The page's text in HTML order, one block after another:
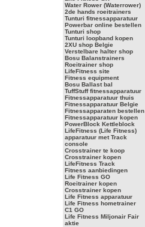
Water Rower (Waterrower)
2de hands roeitrainers
Tunturi fitnessapparatuur
Powerbar online bestellen
Tunturi shop
Tunturi loopband kopen
2XU shop Belgie
Verstelbare halter shop
Bosu Balanstrainers
Roeitrainer shop
LifeFitness site
Fitness equipment
Bosu Ballast bal
TuffStuff fitnessapparatuur
Fitnessapparatuur thuis
Fitnessapparatuur Belgie
Fitnessapparaten bestellen
Fitnessapparatuur kopen
PowerBlock Kettleblock
LifeFitness (Life Fitness)
apparatuur met Track
console
Crosstrainer te koop
Crosstrainer kopen
LifeFitness Track
Fitness aanbiedingen
Life Fitness GO
Roeitrainer kopen
Crosstrainer kopen
Life Fitness apparatuur
Life Fitness hometrainer
C1 GO
Life Fitness Miljonair Fair
aktie